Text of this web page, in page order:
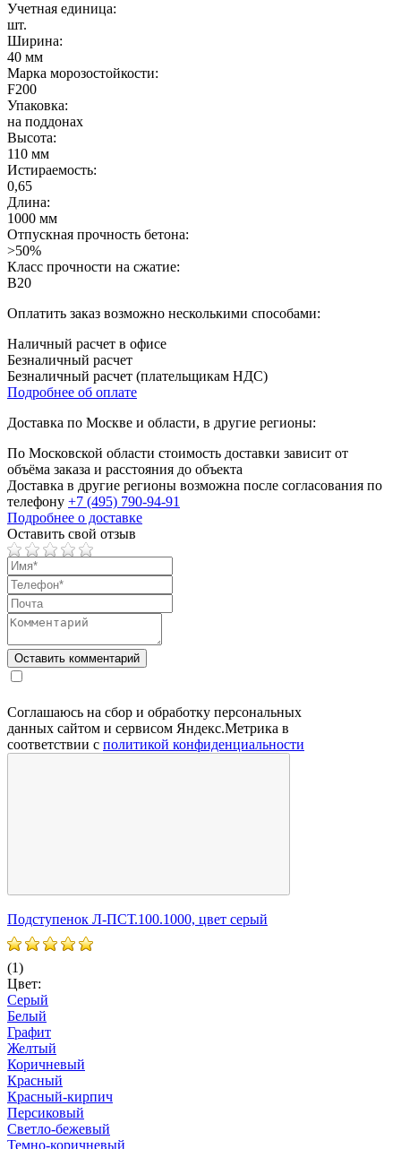
Учетная единица:
шт.
Ширина:
40 мм
Марка морозостойкости:
F200
Упаковка:
на поддонах
Высота:
110 мм
Истираемость:
0,65
Длина:
1000 мм
Отпускная прочность бетона:
>50%
Класс прочности на сжатие:
B20
Оплатить заказ возможно несколькими способами:
Наличный расчет в офисе
Безналичный расчет
Безналичный расчет (плательщикам НДС)
Подробнее об оплате
Доставка по Москве и области, в другие регионы:
По Московской области стоимость доставки зависит от
объёма заказа и расстояния до объекта
Доставка в другие регионы возможна после согласования по
телефону +7 (495) 790-94-91
Подробнее о доставке
Оставить свой отзыв
Соглашаюсь на сбор и обработку персональных
данных сайтом и сервисом Яндекс.Метрика в
соответствии с политикой конфиденциальности
Подступенок Л-ПСТ.100.1000, цвет серый
(1)
Цвет:
Серый
Белый
Графит
Желтый
Коричневый
Красный
Красный-кирпич
Персиковый
Светло-бежевый
Темно-коричневый